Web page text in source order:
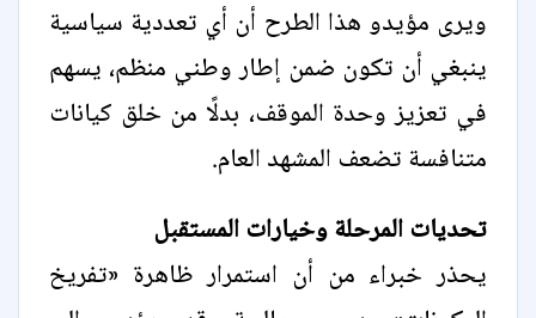
ويرى مؤيدو هذا الطرح أن أي تعددية سياسية
ينبغي أن تكون ضمن إطار وطني منظم، يسهم
في تعزيز وحدة الموقف، بدلًا من خلق كيانات
متنافسة تضعف المشهد العام.
تحديات المرحلة وخيارات المستقبل
يحذر خبراء من أن استمرار ظاهرة «تفريخ